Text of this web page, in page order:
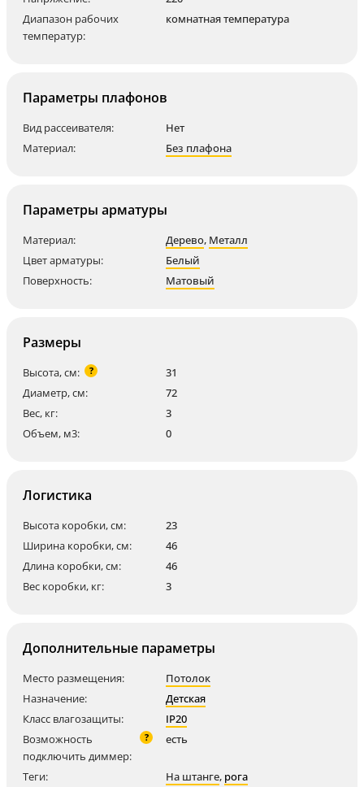
Диапазон рабочих
температур:
комнатная температура
Параметры плафонов
Вид рассеивателя:
Нет
Материал:
Без плафона
Параметры арматуры
Материал: Дерево, Металл
Цвет арматуры:
Белый
Поверхность:
Матовый
Размеры
Высота, см: ?
31
Диаметр, см:
72
Вес, кг:
3
Объем, м3:
0
Логистика
Высота коробки, см:
23
Ширина коробки, см:
46
Длина коробки, см:
46
Вес коробки, кг:
3
Дополнительные параметры
Место размещения:
Потолок
Назначение:
Детская
Класс влагозащиты:
IP20
Возможность
подключить диммер:
? есть
Теги: На штанге, рога